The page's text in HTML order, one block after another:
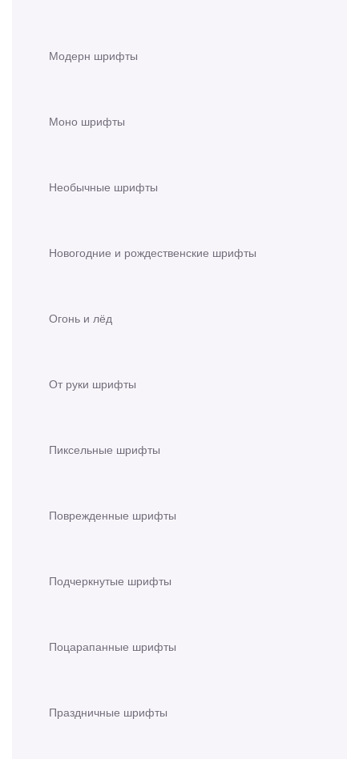
Модерн шрифты
Моно шрифты
Необычные шрифты
Новогодние и рождественские шрифты
Огонь и лёд
От руки шрифты
Пиксельные шрифты
Поврежденные шрифты
Подчеркнутые шрифты
Поцарапанные шрифты
Праздничные шрифты